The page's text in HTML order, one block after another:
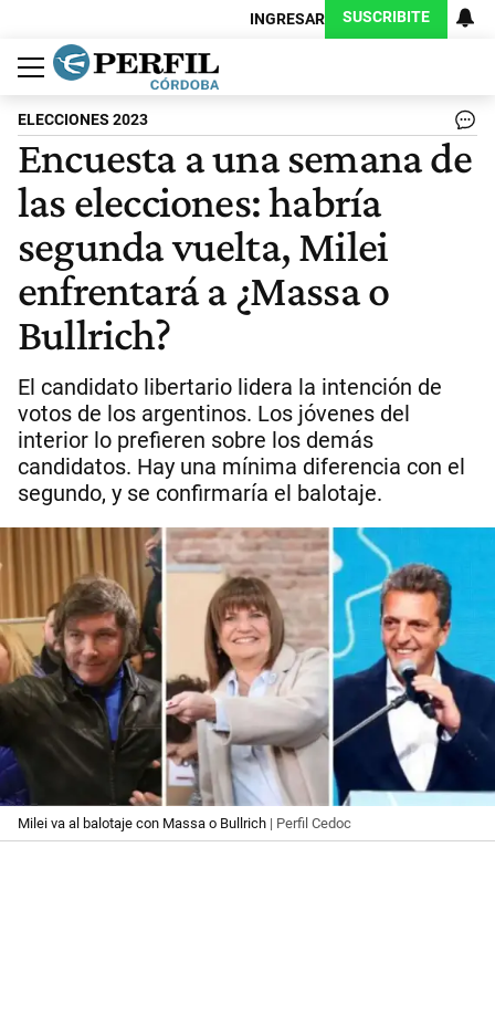
INGRESAR SUSCRIBITE
Política
Economía
Judiciales
Sociedad
Cultura
Espectáculos
Deportes
Protagonistas
ELECCIONES 2023
Encuesta a una semana de
las elecciones: habría
segunda vuelta, Milei
enfrentará a ¿Massa o
Bullrich?
El candidato libertario lidera la intención de
votos de los argentinos. Los jóvenes del
interior lo prefieren sobre los demás
candidatos. Hay una mínima diferencia con el
segundo, y se confirmaría el balotaje.
Milei va al balotaje con Massa o Bullrich | Perfil Cedoc